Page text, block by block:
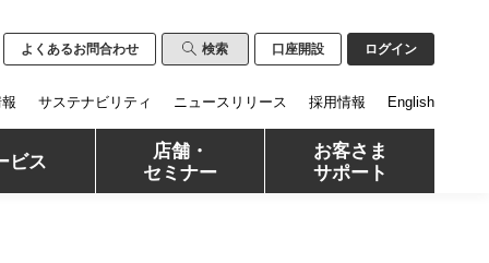
よくあるお問合わせ 検索 口座開設 ログイン
ビス
店舗・
セミナー
お客さま
サポート
サステナビリティ ニュースリリース 採用情報 English